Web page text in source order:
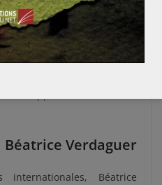
italienne durant l’été 2019
composé du
Partito
du rapprochement franco-
5 étoiles marque
Béatrice Verdaguer
internationales, Béatrice